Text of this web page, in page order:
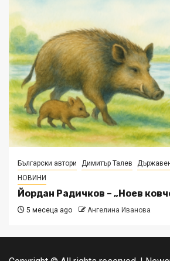
Български автори Димитър Талев
НОВИНИ
Йордан Радичков – „Ноев
5 месеца ago Ангелина Иванова